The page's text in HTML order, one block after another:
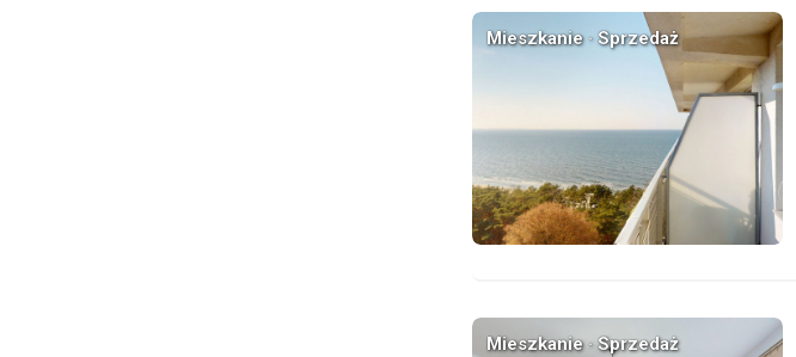
Mieszkanie · Sprzedaż
Mieszkanie · Sprzedaż